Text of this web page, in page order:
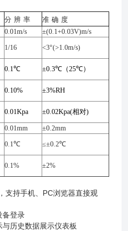
分 辨 率 准 确 度
0.01m/s ±(0.1+0.03V)m/s
1/16 <3°(>1.0m/s)
0.1℃ ±0.3℃（25℃）
0.10% ±3%RH
0.01Kpa ±0.02Kpa(相对)
0.01mm
±0.2mm
0.1℃ ≤±0.2℃
0.1% ±2%
持手机、PC浏览器直接观
登录
历史数据展示仪表板